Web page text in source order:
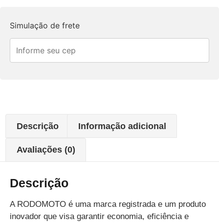
Simulação de frete
Descrição Informação adicional
Avaliações (0)
Descrição
A RODOMOTO é uma marca registrada e um produto
inovador que visa garantir economia, eficiência e